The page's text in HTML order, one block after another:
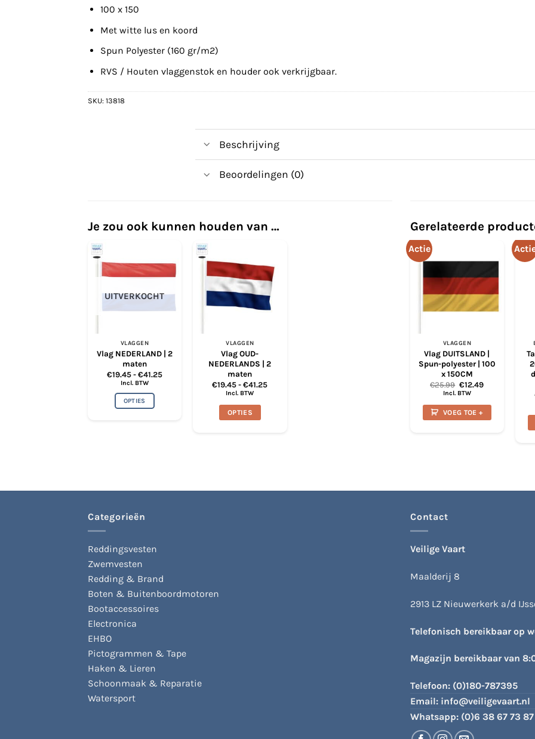
100 x 150
Met witte lus en koord
Spun Polyester (160 gr/m2)
RVS / Houten vlaggenstok en houder ook verkrijgbaar.
SKU: 13818
Beschrijving
Beoordelingen (0)
Je zou ook kunnen houden van …
UITVERKOCHT
VLAGGEN
Vlag NEDERLAND | 2
maten
€19.45 - €41.25Prijsklasse:
Incl. BTW
OPTIES
optie
gekozen
de
productpagina
VLAGGEN
Vlag OUD-
NEDERLANDS | 2
maten
€19.45 - €41.25Prijsklasse:
Incl. BTW
OPTIES
Deze
Gerelateerde
Actie
VLAGGEN
Vlag DUITSLAND |
Spun-polyester | 100
x 150CM
€25.99 Oorspronkelijke
prijs
€25.99.
€12.49Huidige
€12.49.
Incl. BTW
VOEG TOE +
Categorieën
Reddingsvesten
Zwemvesten
Redding & Brand
Boten & Buitenboordmotoren
Bootaccessoires
Electronica
EHBO
Pictogrammen & Tape
Haken & Lieren
Schoonmaak & Reparatie
Watersport
Contact
Veilige Vaart
Maalderij 8
2913 LZ Nieuwerkerk a/d
Telefonisch bereikbaar op
Magazijn bereikbaar van
Telefoon: (0)180-787395
Email: info@veiligevaart.nl
Whatsapp: (0)6 38 67 73 87